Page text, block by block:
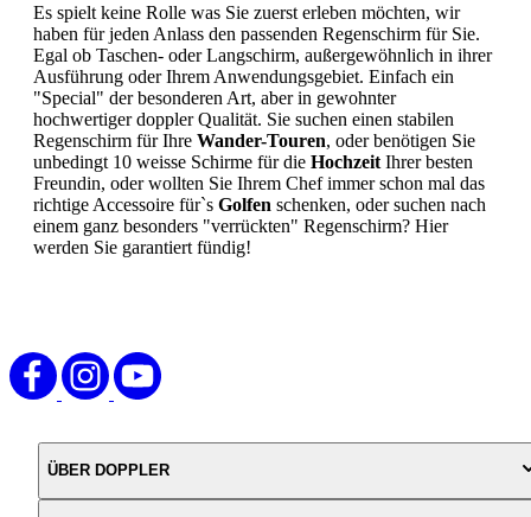
Es spielt keine Rolle was Sie zuerst erleben möchten, wir
haben für jeden Anlass den passenden Regenschirm für Sie.
Egal ob Taschen- oder Langschirm, außergewöhnlich in ihrer
Ausführung oder Ihrem Anwendungsgebiet. Einfach ein
"Special" der besonderen Art, aber in gewohnter
hochwertiger doppler Qualität. Sie suchen einen stabilen
Regenschirm für Ihre Wander-Touren, oder benötigen Sie
unbedingt 10 weisse Schirme für die Hochzeit Ihrer besten
Freundin, oder wollten Sie Ihrem Chef immer schon mal das
richtige Accessoire für`s Golfen schenken, oder suchen nach
einem ganz besonders "verrückten" Regenschirm? Hier
werden Sie garantiert fündig!
ÜBER DOPPLER